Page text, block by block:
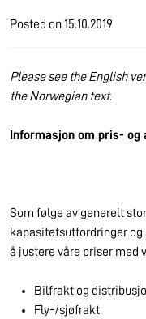
Posted on15.10.2019
Please see the English
the Norwegian text.
Informasjon om pris-
Som følge av generelt
kapasitetsutfordringer og
å justere våre priser med
Bilfrakt og
Fly-/sjøfrakt